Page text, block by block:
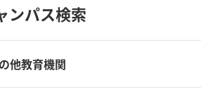
ンパス検索
他教育機関